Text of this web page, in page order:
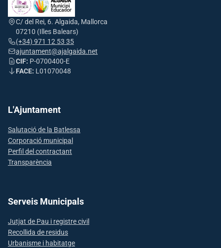
C/ del Rei, 6. Algaida, Mallorca
07210 (Illes Balears)
(+34) 971 12 53 35
ajuntament@ajalgaida.net
CIF: P-0700400-E
FACE: L01070048
L'Ajuntament
Salutació de la Batlessa
Corporació municipal
Perfil del contractant
Transparència
Serveis Municipals
Jutjat de Pau i registre civil
Recollida de residus
Urbanisme i habitatge